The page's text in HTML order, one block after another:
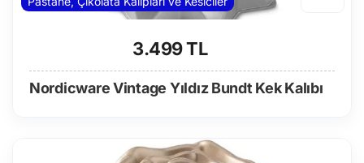
3.499 TL
Nordicware Vintage Yıldız Bundt Kek Kalıbı